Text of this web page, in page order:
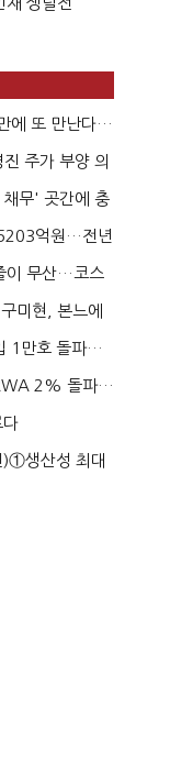
에 또 만난다…
주가 부양 의
무' 곳간에 충
억원…전년
이 무산…코스
미현, 본느에
1만호 돌파…
2% 돌파…
다
)①생산성 최대